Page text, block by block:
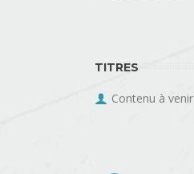
TITRES
Contenu à venir